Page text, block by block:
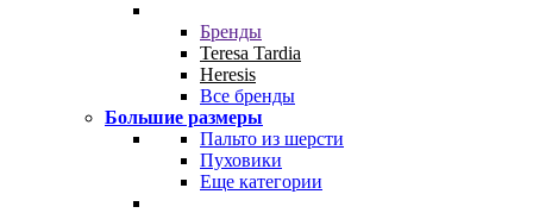
Бренды
Teresa Tardia
Heresis
Все бренды
Большие размеры
Пальто из шерсти
Пуховики
Еще категории